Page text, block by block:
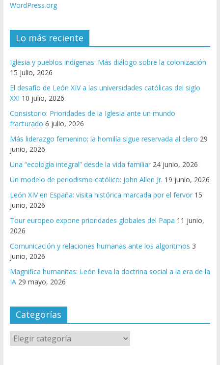
WordPress.org
Lo más reciente
Iglesia y pueblos indígenas: Más diálogo sobre la colonización
15 julio, 2026
El desafío de León XIV a las universidades católicas del siglo
XXI 10 julio, 2026
Consistorio: Prioridades de la Iglesia ante un mundo
fracturado 6 julio, 2026
Más liderazgo femenino; la homilía sigue reservada al clero 29
junio, 2026
Una “ecología integral” desde la vida familiar 24 junio, 2026
Un modelo de periodismo católico: John Allen Jr. 19 junio, 2026
León XIV en España: visita histórica marcada por el fervor 15
junio, 2026
Tour europeo expone prioridades globales del Papa 11 junio,
2026
Comunicación y relaciones humanas ante los algoritmos 3
junio, 2026
Magnifica humanitas: León lleva la doctrina social a la era de la
IA 29 mayo, 2026
Categorías